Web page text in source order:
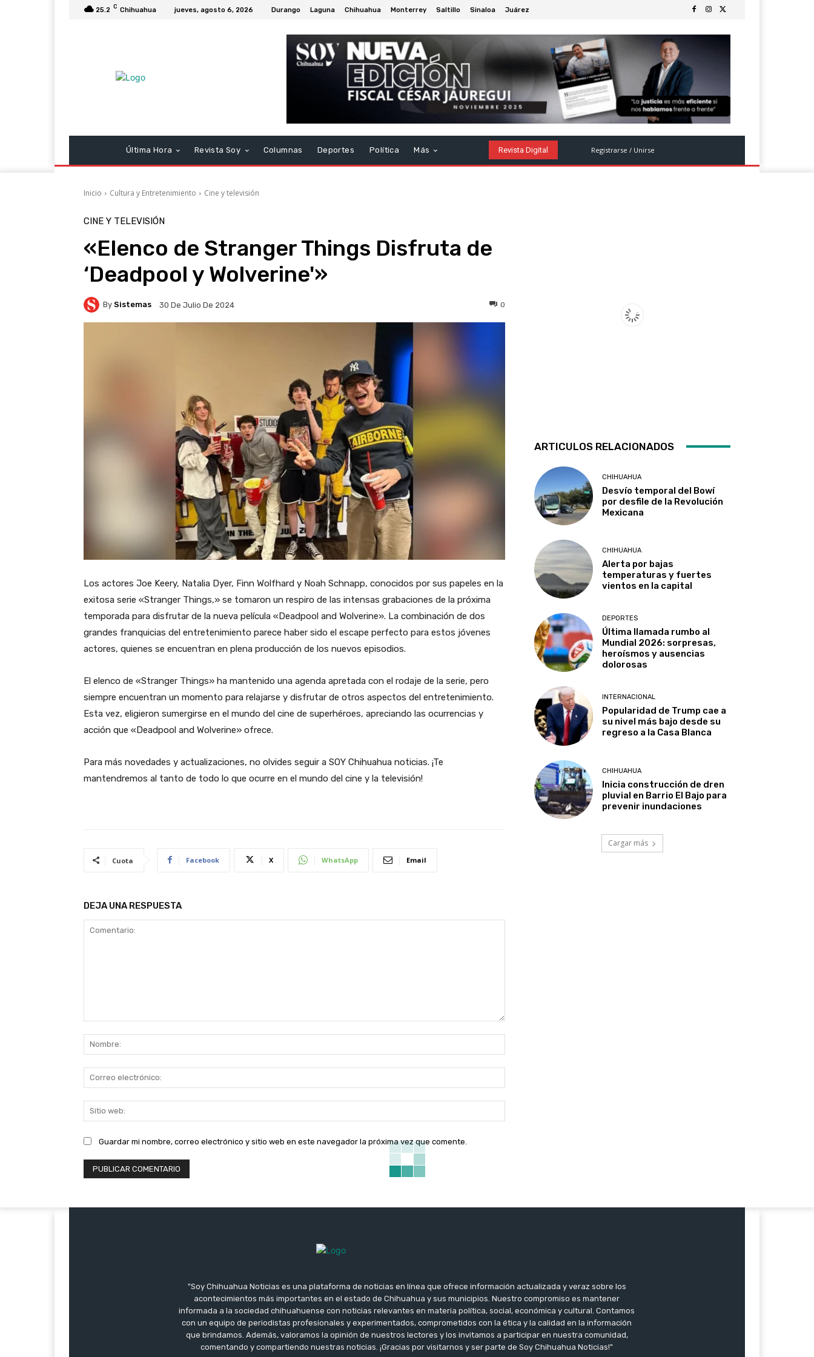
25.2 C Chihuahua jueves, agosto 6, 2026 Durango Laguna Chihuahua Monterrey Saltillo Sinaloa Juárez
Última Hora Revista Soy Columnas Deportes Política Más Revista Digital Registrarse / Unirse
Inicio Cultura y Entretenimiento Cine y televisión
CINE Y TELEVISIÓN
«Elenco de Stranger Things Disfruta de
‘Deadpool y Wolverine'»
By Sistemas 30 De Julio De 2024 0
Los actores Joe Keery, Natalia Dyer, Finn Wolfhard y Noah Schnapp, conocidos por sus papeles en la
exitosa serie «Stranger Things,» se tomaron un respiro de las intensas grabaciones de la próxima
temporada para disfrutar de la nueva película «Deadpool and Wolverine». La combinación de dos
grandes franquicias del entretenimiento parece haber sido el escape perfecto para estos jóvenes
actores, quienes se encuentran en plena producción de los nuevos episodios.
El elenco de «Stranger Things» ha mantenido una agenda apretada con el rodaje de la serie, pero
siempre encuentran un momento para relajarse y disfrutar de otros aspectos del entretenimiento.
Esta vez, eligieron sumergirse en el mundo del cine de superhéroes, apreciando las ocurrencias y
acción que «Deadpool and Wolverine» ofrece.
Para más novedades y actualizaciones, no olvides seguir a SOY Chihuahua noticias. ¡Te
mantendremos al tanto de todo lo que ocurre en el mundo del cine y la televisión!
Cuota Facebook X WhatsApp Email
DEJA UNA RESPUESTA
electrónico:
web:
Guardar mi nombre, correo electrónico y sitio web en este navegador la próxima vez que comente.
ARTICULOS RELACIONADOS
CHIHUAHUA
Desvío temporal del Bowí
por desfile de la Revolución
Mexicana
CHIHUAHUA
Alerta por bajas
temperaturas y fuertes
vientos en la capital
DEPORTES
Última llamada rumbo al
Mundial 2026: sorpresas,
heroísmos y ausencias
dolorosas
INTERNACIONAL
Popularidad de Trump cae a
su nivel más bajo desde su
regreso a la Casa Blanca
CHIHUAHUA
Inicia construcción de dren
pluvial en Barrio El Bajo para
prevenir inundaciones
Cargar más
"Soy Chihuahua Noticias es una plataforma de noticias en línea que ofrece información actualizada y veraz sobre los
acontecimientos más importantes en el estado de Chihuahua y sus municipios. Nuestro compromiso es mantener
informada a la sociedad chihuahuense con noticias relevantes en materia política, social, económica y cultural. Contamos
con un equipo de periodistas profesionales y experimentados, comprometidos con la ética y la calidad en la información
que brindamos. Además, valoramos la opinión de nuestros lectores y los invitamos a participar en nuestra comunidad,
comentando y compartiendo nuestras noticias. ¡Gracias por visitarnos y ser parte de Soy Chihuahua Noticias!"